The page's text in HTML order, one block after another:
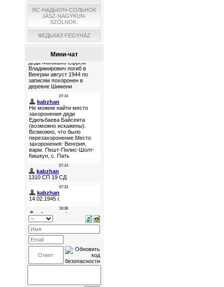
ЯС-НАДЬКУН-СОЛЬНОК
JÁSZ-NAGYKUN-
SZOLNOK.
ФЕДЬХАЗ FEGYHÁZ
Мини-чат